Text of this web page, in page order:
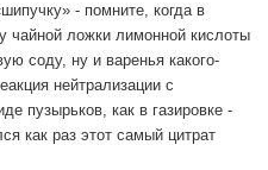
- помните, когда в
чайной ложки лимонной кислоты
соду, ну и варенья какого-
нейтрализации с
пузырьков, как в газировке -
как раз этот самый цитрат